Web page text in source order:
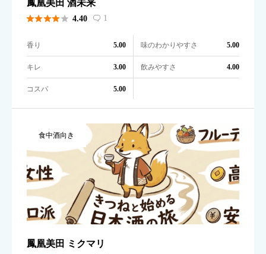
鳳凰美田 酒未来
 4.40  1
香り 5.00 味のわかりやすさ 5.00
キレ 3.00 飲みやすさ 4.00
コスパ 5.00
食中酒向き
鳳凰美田 ミクマリ